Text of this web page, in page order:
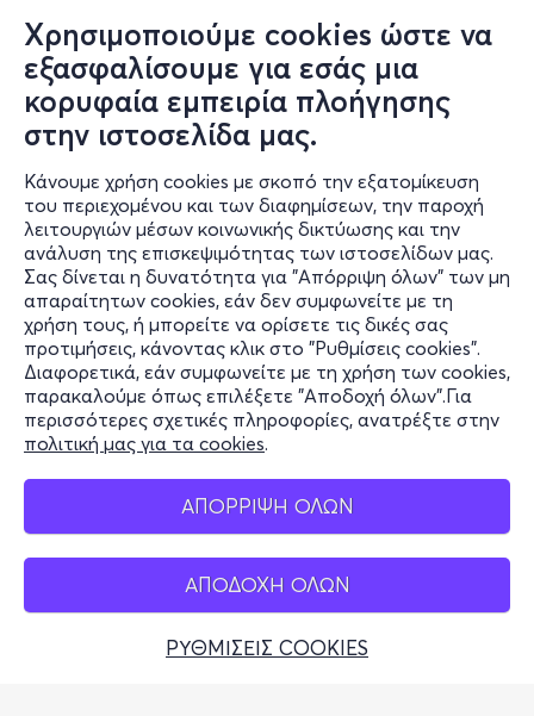
Χρησιμοποιούμε cookies ώστε να
εξασφαλίσουμε για εσάς μια
κορυφαία εμπειρία πλοήγησης
στην ιστοσελίδα μας.
Κάνουμε χρήση cookies με σκοπό την εξατομίκευση
του περιεχομένου και των διαφημίσεων, την παροχή
λειτουργιών μέσων κοινωνικής δικτύωσης και την
ανάλυση της επισκεψιμότητας των ιστοσελίδων μας.
Σας δίνεται η δυνατότητα για "Απόρριψη όλων" των μη
απαραίτητων cookies, εάν δεν συμφωνείτε με τη
χρήση τους, ή μπορείτε να ορίσετε τις δικές σας
προτιμήσεις, κάνοντας κλικ στο "Ρυθμίσεις cookies".
Διαφορετικά, εάν συμφωνείτε με τη χρήση των cookies,
παρακαλούμε όπως επιλέξετε "Αποδοχή όλων".Για
περισσότερες σχετικές πληροφορίες, ανατρέξτε στην
πολιτική μας για τα cookies.
ΑΠΟΡΡΙΨΗ ΟΛΩΝ
ΑΠΟΔΟΧΗ ΟΛΩΝ
ΡΥΘΜΙΣΕΙΣ COOKIES
Φυσικά σημεία
Πληροφορίες
Υποστήριξη
Stay Connected
Mobile app